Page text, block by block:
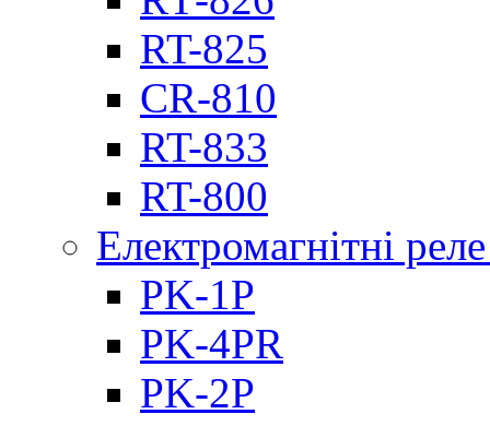
RT-825
CR-810
RT-833
RT-800
Електромагнітні
PK-1P
PK-4PR
PK-2Р